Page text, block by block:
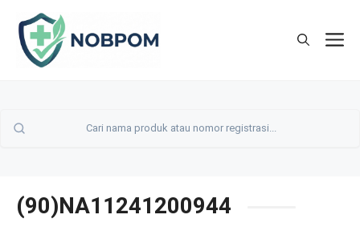
content
(90)NA11241200944